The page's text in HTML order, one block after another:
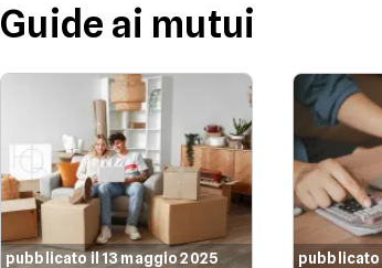
Guide ai mutui
pubblicato il 13 maggio 2025 pubblicato